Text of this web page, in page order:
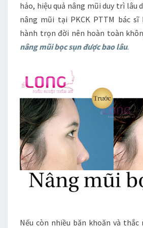
hảo, hiệu quả nâng mũi duy trì lâu
nâng mũi tại PKCK PTTM bác sĩ
hành trọn đời nên hoàn toàn
nâng mũi bọc sụn được bao lâu.
Nếu còn nhiều băn khoăn và thắc